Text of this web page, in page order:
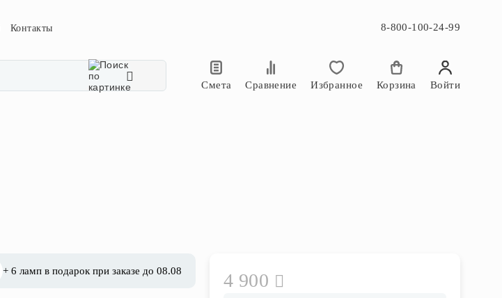
Контакты 8-800-100-24-99
Смета
Сравнение Избранное Корзина Войти
+ 6 ламп в подарок при заказе до 08.08 4 900